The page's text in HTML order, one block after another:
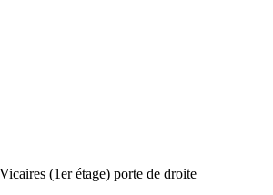
(1er étage) porte de droite